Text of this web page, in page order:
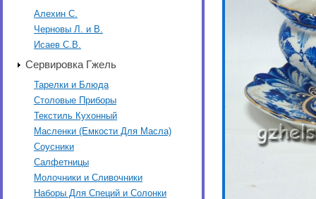
Алехин С.
Черновы Л. и В.
Исаев С.В.
Сервировка Гжель
Тарелки и Блюда
Столовые Приборы
Текстиль Кухонный
Масленки (Емкости Для Масла)
Соусники
Салфетницы
Молочники и Сливочники
Наборы Для Специй и Солонки